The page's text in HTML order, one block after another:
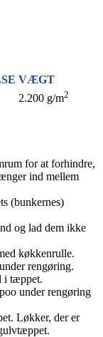
VÆGT
2.200 g/m2
for at forhindre,
ind mellem
(bunkernes)
og lad dem ikke
køkkenrulle.
rengøring.
i tæppet.
under rengøring
Løkker, der er